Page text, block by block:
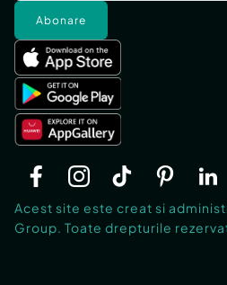
Abonare
Acest site este creat si
Group. Toate drepturile